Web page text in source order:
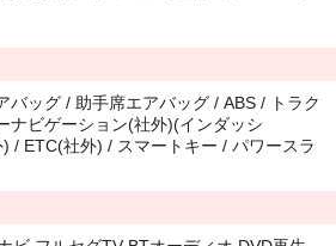
バッグ / 助手席エアバッグ / ABS / トラク
ナビゲーション(社外)(インダッシ
/ ETC(社外) / スマートキー / パワースラ